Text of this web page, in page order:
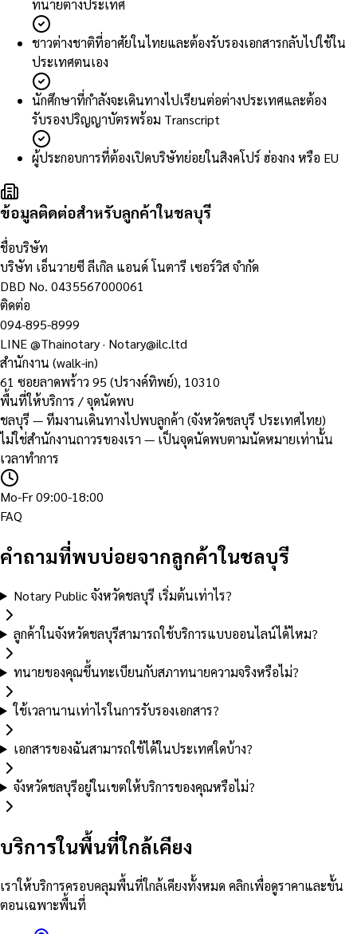
ทนายต่างประเทศ
ชาวต่างชาติที่อาศัยในไทยและต้องรับรองเอกสารกลับไปใช้ใน
ประเทศตนเอง
นักศึกษาที่กำลังจะเดินทางไปเรียนต่อต่างประเทศและต้อง
รับรองปริญญาบัตรพร้อม Transcript
ผู้ประกอบการที่ต้องเปิดบริษัทย่อยในสิงคโปร์ ฮ่องกง หรือ EU
ข้อมูลติดต่อสำหรับลูกค้าในชลบุรี
ชื่อบริษัท
บริษัท เอ็นวายซี ลีเกิล แอนด์ โนตารี เซอร์วิส จำกัด
DBD No. 0435567000061
ติดต่อ
094-895-8999
LINE@Thainotary· Notary@ilc.ltd
สำนักงาน (walk-in)
61 ซอยลาดพร้าว 95 (ปรางค์ทิพย์), 10310
พื้นที่ให้บริการ / จุดนัดพบ
ชลบุรี — ทีมงานเดินทางไปพบลูกค้า (จังหวัดชลบุรี ประเทศไทย)
ไม่ใช่สำนักงานถาวรของเรา — เป็นจุดนัดพบตามนัดหมายเท่านั้น
เวลาทำการ
Mo-Fr 09:00-18:00
FAQ
คำถามที่พบบ่อยจากลูกค้าในชลบุรี
Notary Public จังหวัดชลบุรี เริ่มต้นเท่าไร?
ลูกค้าในจังหวัดชลบุรีสามารถใช้บริการแบบออนไลน์ได้ไหม?
ทนายของคุณขึ้นทะเบียนกับสภาทนายความจริงหรือไม่?
ใช้เวลานานเท่าไรในการรับรองเอกสาร?
เอกสารของฉันสามารถใช้ได้ในประเทศใดบ้าง?
จังหวัดชลบุรีอยู่ในเขตให้บริการของคุณหรือไม่?
บริการในพื้นที่ใกล้เคียง
เราให้บริการครอบคลุมพื้นที่ใกล้เคียงทั้งหมด คลิกเพื่อดูราคาและขั้น
ตอนเฉพาะพื้นที่